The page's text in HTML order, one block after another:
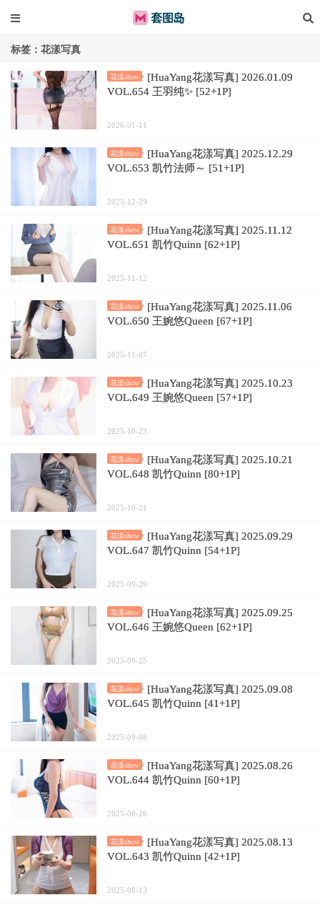
标签：花漾写真
花漾show
[HuaYang花漾写真] 2026.01.09
VOL.654 王羽纯✨ [52+1P]
2026-01-11
花漾show
[HuaYang花漾写真] 2025.12.29
VOL.653 凯竹法师～ [51+1P]
2025-12-29
花漾show
[HuaYang花漾写真] 2025.11.12
VOL.651 凯竹Quinn [62+1P]
2025-11-12
花漾show
[HuaYang花漾写真] 2025.11.06
VOL.650 王婉悠Queen [67+1P]
2025-11-07
花漾show
[HuaYang花漾写真] 2025.10.23
VOL.649 王婉悠Queen [57+1P]
2025-10-23
花漾show
[HuaYang花漾写真] 2025.10.21
VOL.648 凯竹Quinn [80+1P]
2025-10-21
花漾show
[HuaYang花漾写真] 2025.09.29
VOL.647 凯竹Quinn [54+1P]
2025-09-29
花漾show
[HuaYang花漾写真] 2025.09.25
VOL.646 王婉悠Queen [62+1P]
2025-09-25
花漾show
[HuaYang花漾写真] 2025.09.08
VOL.645 凯竹Quinn [41+1P]
2025-09-08
花漾show
[HuaYang花漾写真] 2025.08.26
VOL.644 凯竹Quinn [60+1P]
2025-08-26
花漾show
[HuaYang花漾写真] 2025.08.13
VOL.643 凯竹Quinn [42+1P]
2025-08-13